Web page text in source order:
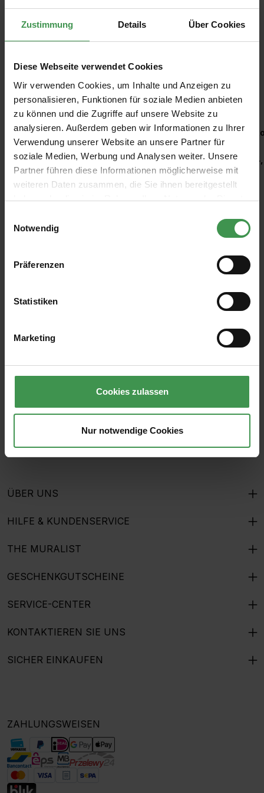
Zustimmung Details Über Cookies
Diese Webseite verwendet Cookies
Wir verwenden Cookies, um Inhalte und Anzeigen zu
personalisieren, Funktionen für soziale Medien anbieten
zu können und die Zugriffe auf unsere Website zu
analysieren. Außerdem geben wir Informationen zu Ihrer
Verwendung unserer Website an unsere Partner für
soziale Medien, Werbung und Analysen weiter. Unsere
Partner führen diese Informationen möglicherweise mit
weiteren Daten zusammen, die Sie ihnen bereitgestellt
haben oder die sie im Rahmen Ihrer Nutzung der Dienste
Notwendig
Präferenzen
Statistiken
Marketing
Cookies zulassen
Nur notwendige Cookies
Empfohlenes Zubehör
Produktgalerie überspringen
Kleisterroller
6,97 €
E-Mail-Adresse*
Ich habe dieDatenschutzbestimmungenzur Kenntnis
einverstanden.
ÜBER UNS
HILFE & KUNDENSERVICE
THE MURALIST
GESCHENKGUTSCHEINE
SERVICE-CENTER
KONTAKTIEREN SIE UNS
SICHER EINKAUFEN
ZAHLUNGSWEISEN